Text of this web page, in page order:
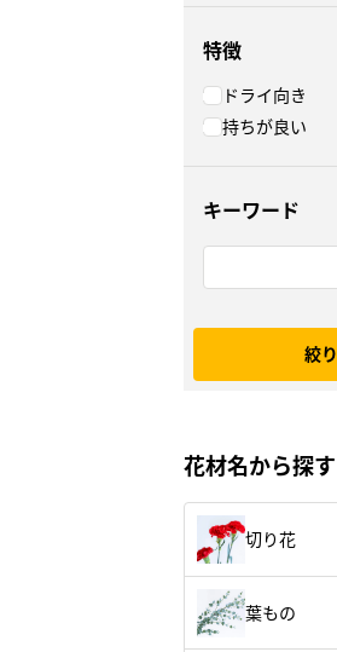
特徴
ドライ向き
持ちが良い
キーワード
絞
花材名から探す
切り花
葉もの